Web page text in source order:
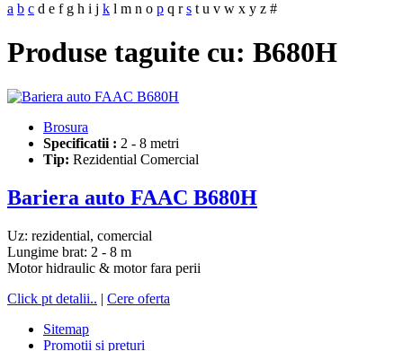
a b c d e f g h i j k l m n o p q r s t u v w x y z #
Produse taguite cu: B680H
Brosura
Specificatii : 2 - 8 metri
Tip: Rezidential Comercial
Bariera auto FAAC B680H
Uz: rezidential, comercial
Lungime brat: 2 - 8 m
Motor hidraulic & motor fara perii
Click pt detalii.. | Cere oferta
Sitemap
Promotii si preturi